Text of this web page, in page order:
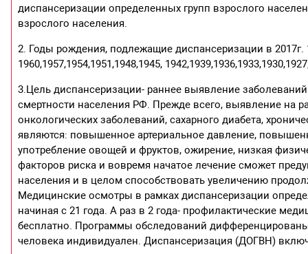
диспансеризации определенных групп взрослого
взрослого населения.
2. Годы рождения, подлежащие диспансеризации в 2017г.
1960,1957,1954,1951,1948,1945,
3.Цель диспансеризации- раннее выявление
смертности населения РФ. Прежде всего, выявление на
онкологических заболеваний, сахарного диабета,
являются: повышенное артериальное давление,
употребление овощей и фруктов, ожирение, низкая
факторов риска и вовремя начатое лечение сможет
населения и в целом способствовать увеличению
Медицинские осмотры в рамках диспансеризации
начиная с 21 года. А раз в 2 года- профилактические
бесплатно. Программы обследований
человека индивидуален. Диспансеризация (ДОГВН)